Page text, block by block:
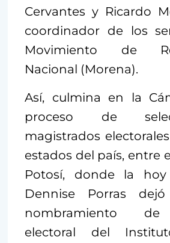
Cervantes y Ricardo
coordinador de los
Movimiento de
Nacional (Morena).
Así, culmina en la
proceso de
magistrados
estados del país, entre
Potosí, donde la hoy
Dennise Porras
nombramiento de
electoral del